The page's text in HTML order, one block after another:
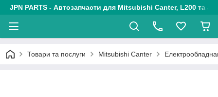
JPN PARTS - Автозапчасти для Mitsubishi Canter, L200 та
Товари та послуги Mitsubishi Canter